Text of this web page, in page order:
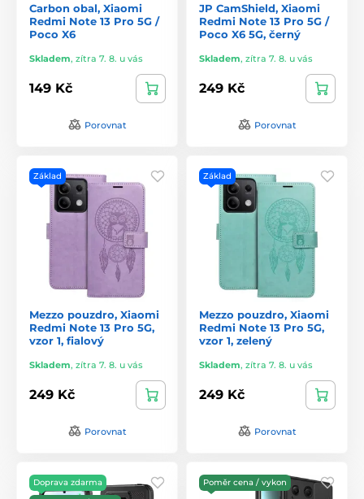
Carbon obal, Xiaomi
Redmi Note 13 Pro 5G /
Poco X6
Skladem, zítra 7. 8. u vás
149 Kč
Porovnat
JP CamShield, Xiaomi
Redmi Note 13 Pro 5G /
Poco X6 5G, černý
Skladem, zítra 7. 8. u vás
249 Kč
Porovnat
Základ
Mezzo pouzdro, Xiaomi
Redmi Note 13 Pro 5G,
vzor 1, fialový
Skladem, zítra 7. 8. u vás
249 Kč
Porovnat
Základ
Mezzo pouzdro, Xiaomi
Redmi Note 13 Pro 5G,
vzor 1, zelený
Skladem, zítra 7. 8. u vás
249 Kč
Porovnat
Doprava zdarma
Poměr cena / vykon